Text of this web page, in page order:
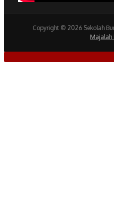
Copyright © 2026 Sekolah
Majalah